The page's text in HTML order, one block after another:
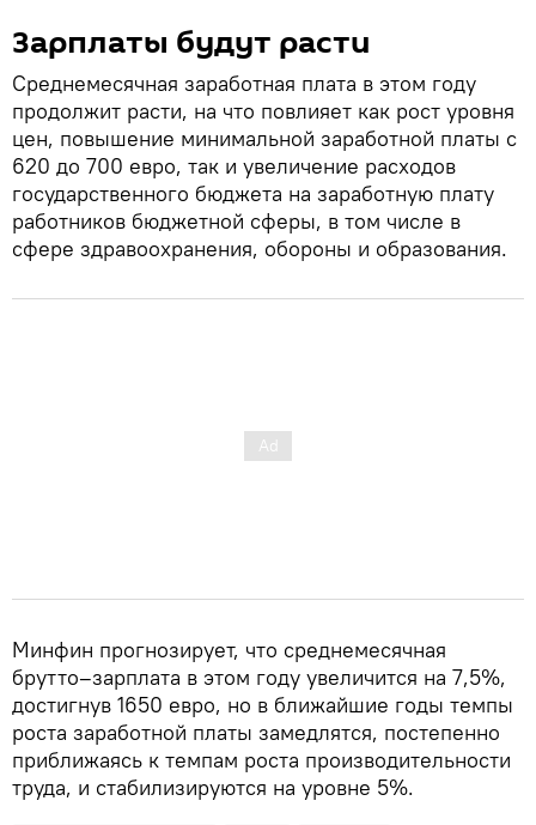
Зарплаты будут расти
Среднемесячная заработная плата в этом году
продолжит расти, на что повлияет как рост уровня
цен, повышение минимальной заработной платы с
620 до 700 евро, так и увеличение расходов
государственного бюджета на заработную плату
работников бюджетной сферы, в том числе в
сфере здравоохранения, обороны и образования.
Минфин прогнозирует, что среднемесячная
брутто–зарплата в этом году увеличится на 7,5%,
достигнув 1650 евро, но в ближайшие годы темпы
роста заработной платы замедлятся, постепенно
приближаясь к темпам роста производительности
труда, и стабилизируются на уровне 5%.